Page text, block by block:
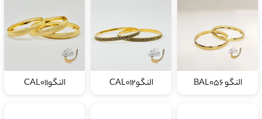
النگو BAL056 النگوCAL012 النگوCAL011